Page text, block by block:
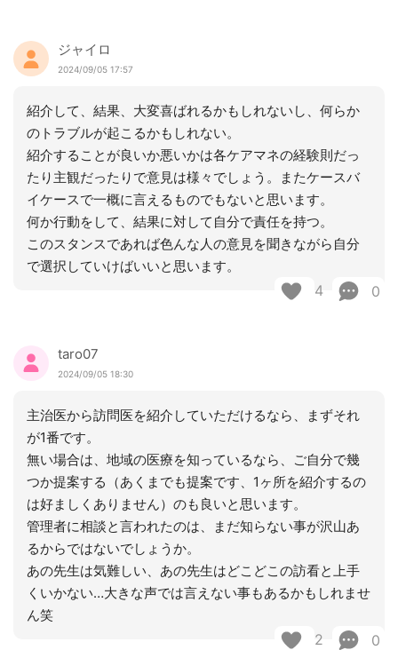
ジャイロ
2024/09/05 17:57
紹介して、結果、大変喜ばれるかもしれないし、何らか
のトラブルが起こるかもしれない。
紹介することが良いか悪いかは各ケアマネの経験則だっ
たり主観だったりで意見は様々でしょう。またケースバ
イケースで一概に言えるものでもないと思います。
何か行動をして、結果に対して自分で責任を持つ。
このスタンスであれば色んな人の意見を聞きながら自分
で選択していけばいいと思います。
4 0
taro07
2024/09/05 18:30
主治医から訪問医を紹介していただけるなら、まずそれ
が1番です。
無い場合は、地域の医療を知っているなら、ご自分で幾
つか提案する（あくまでも提案です、1ヶ所を紹介するの
は好ましくありません）のも良いと思います。
管理者に相談と言われたのは、まだ知らない事が沢山あ
るからではないでしょうか。
あの先生は気難しい、あの先生はどこどこの訪看と上手
くいかない…大きな声では言えない事もあるかもしれませ
ん笑
2 0